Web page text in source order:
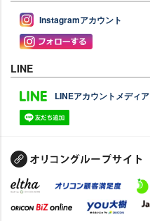
Instagramアカウント
LINE
LINEアカウントメディア